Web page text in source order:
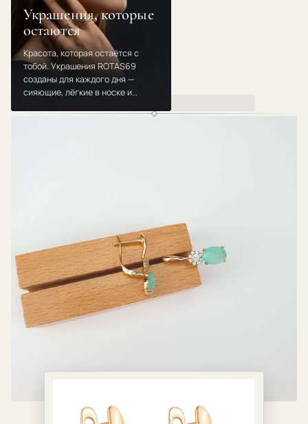
Украшения, которые
остаются
Красота, которая остаётся с
тобой. Украшения ROTAS69
созданы для каждого дня —
сияющие, лёгкие в носке и